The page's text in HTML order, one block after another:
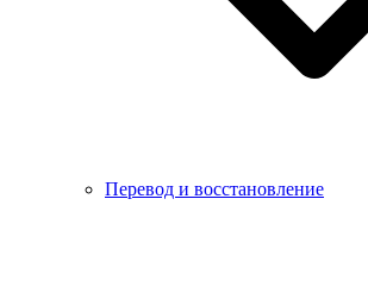
Перевод и восстановление